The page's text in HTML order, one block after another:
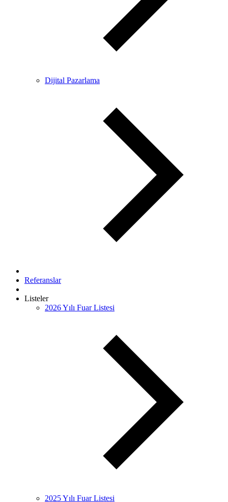
Dijital Pazarlama
Referanslar
Listeler
2026 Yılı Fuar Listesi
2025 Yılı Fuar Listesi